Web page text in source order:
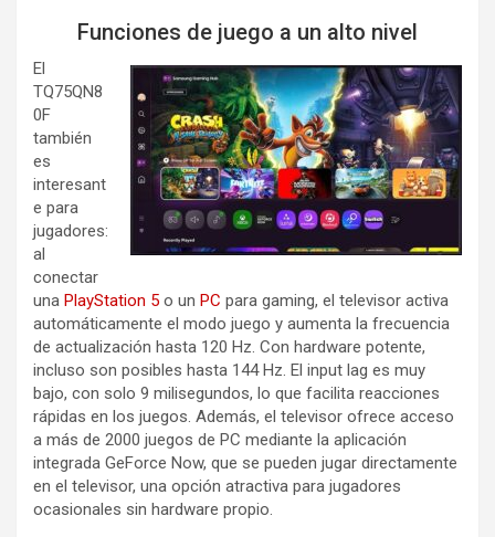
Funciones de juego a un alto nivel
El
TQ75QN8
0F
también
es
interesant
e para
jugadores:
al
conectar
una PlayStation 5 o un PC para gaming, el televisor activa
automáticamente el modo juego y aumenta la frecuencia
de actualización hasta 120 Hz. Con hardware potente,
incluso son posibles hasta 144 Hz. El input lag es muy
bajo, con solo 9 milisegundos, lo que facilita reacciones
rápidas en los juegos. Además, el televisor ofrece acceso
a más de 2000 juegos de PC mediante la aplicación
integrada GeForce Now, que se pueden jugar directamente
en el televisor, una opción atractiva para jugadores
ocasionales sin hardware propio.